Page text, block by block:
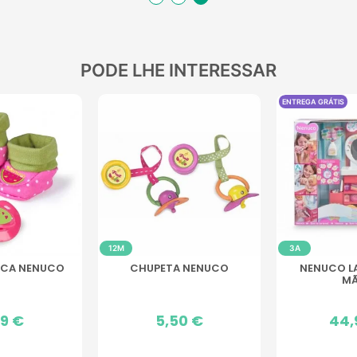
PODE LHE INTERESSAR
CHUPETA NENUCO NENUCO LAVAMOS AS